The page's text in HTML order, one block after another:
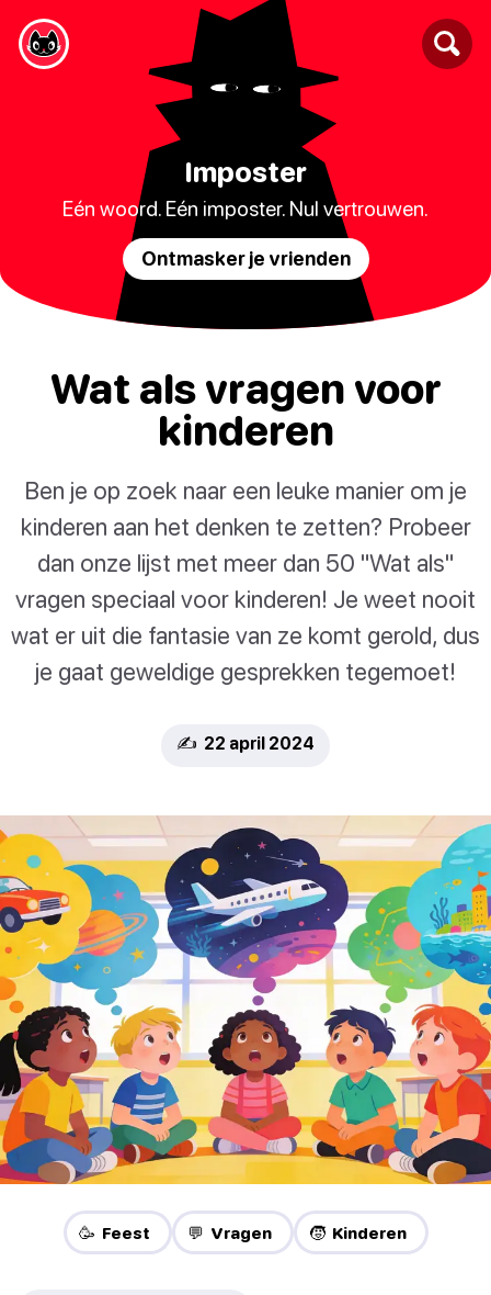
Imposter
Eén woord. Eén imposter. Nul vertrouwen.
Ontmasker je vrienden
Wat als vragen voor
kinderen
Ben je op zoek naar een leuke manier om je
kinderen aan het denken te zetten? Probeer
dan onze lijst met meer dan 50 "Wat als"
vragen speciaal voor kinderen! Je weet nooit
wat er uit die fantasie van ze komt gerold, dus
je gaat geweldige gesprekken tegemoet!
✍️ 22 april 2024
🥳 Feest 💬 Vragen 🧒 Kinderen